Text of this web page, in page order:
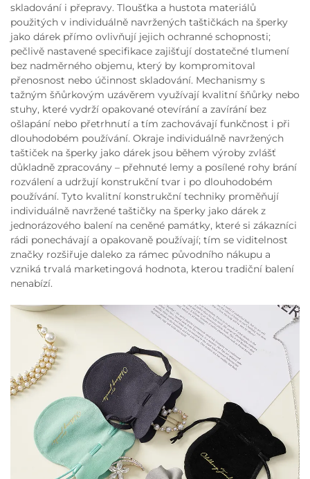
skladování i přepravy. Tloušťka a hustota materiálů
použitých v individuálně navržených taštičkách na šperky
jako dárek přímo ovlivňují jejich ochranné schopnosti;
pečlivě nastavené specifikace zajišťují dostatečné tlumení
bez nadměrného objemu, který by kompromitoval
přenosnost nebo účinnost skladování. Mechanismy s
tažným šňůrkovým uzávěrem využívají kvalitní šňůrky nebo
stuhy, které vydrží opakované otevírání a zavírání bez
ošlapání nebo přetrhnutí a tím zachovávají funkčnost i při
dlouhodobém používání. Okraje individuálně navržených
taštiček na šperky jako dárek jsou během výroby zvlášť
důkladně zpracovány – přehnuté lemy a posílené rohy brání
rozválení a udržují konstrukční tvar i po dlouhodobém
používání. Tyto kvalitní konstrukční techniky proměňují
individuálně navržené taštičky na šperky jako dárek z
jednorázového balení na ceněné památky, které si zákazníci
rádi ponechávají a opakovaně používají; tím se viditelnost
značky rozšiřuje daleko za rámec původního nákupu a
vzniká trvalá marketingová hodnota, kterou tradiční balení
nenabízí.